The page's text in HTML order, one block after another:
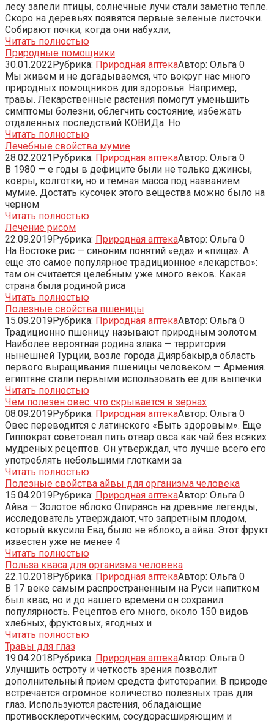
лесу запели птицы, солнечные лучи стали заметно тепле.
Скоро на деревьях появятся первые зеленые листочки.
Собирают почки, когда они набухли,
Читать полностью
Природные помощники
30.01.2022Рубрика: Природная аптекаАвтор: Ольга 0
Мы живем и не догадываемся, что вокруг нас много
природных помощников для здоровья. Например,
травы. Лекарственные растения помогут уменьшить
симптомы болезни, облегчить состояние, избежать
отдаленных последствий КОВИДа. Но
Читать полностью
Лечебные свойства мумие
28.02.2021Рубрика: Природная аптекаАвтор: Ольга 0
В 1980 — е годы в дефиците были не только джинсы,
ковры, колготки, но и темная масса под названием
мумие. Достать кусочек этого вещества можно было на
черном
Читать полностью
Лечение рисом
22.09.2019Рубрика: Природная аптекаАвтор: Ольга 0
На Востоке рис — синоним понятий «еда» и «пища». А
еще это самое популярное традиционное «лекарство»:
там он считается целебным уже много веков. Какая
страна была родиной риса
Читать полностью
Полезные свойства пшеницы
15.09.2019Рубрика: Природная аптекаАвтор: Ольга 0
Традиционно пшеницу называют природным золотом.
Наиболее вероятная родина злака — территория
нынешней Турции, возле города Диярбакыр,а область
первого выращивания пшеницы человеком — Армения.
египтяне стали первыми использовать ее для выпечки
Читать полностью
Чем полезен овес: что скрывается в зернах
08.09.2019Рубрика: Природная аптекаАвтор: Ольга 0
Овес переводится с латинского «Быть здоровым». Еще
Гиппократ советовал пить отвар овса как чай без всяких
мудреных рецептов. Он утверждал, что лучше всего его
употреблять небольшими глотками за
Читать полностью
Полезные свойства айвы для организма человека
15.04.2019Рубрика: Природная аптекаАвтор: Ольга 0
Айва — Золотое яблоко Опираясь на древние легенды,
исследователь утверждают, что запретным плодом,
который вкусила Ева, было не яблоко, а айва. Этот фрукт
известен уже не менее 4
Читать полностью
Польза кваса для организма человека
22.10.2018Рубрика: Природная аптекаАвтор: Ольга 0
В 17 веке самым распространенным на Руси напитком
был квас, но и до нашего времени он сохранил
популярность. Рецептов его много, около 150 видов
хлебных, фруктовых, ягодных и
Читать полностью
Травы для глаз
19.04.2018Рубрика: Природная аптекаАвтор: Ольга 0
Улучшить остроту и четкость зрения позволит
дополнительный прием средств фитотерапии. В природе
встречается огромное количество полезных трав для
глаз. Используются растения, обладающие
противосклеротическим, сосудорасширяющим и